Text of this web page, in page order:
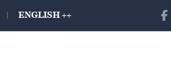
ENGLISH ++